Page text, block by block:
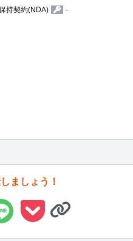
持契約(NDA) -
ましょう！